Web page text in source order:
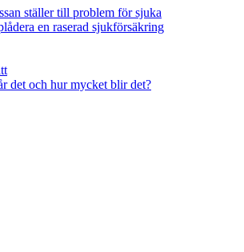
ställer till problem för sjuka
en raserad sjukförsäkring
det och hur mycket blir det?